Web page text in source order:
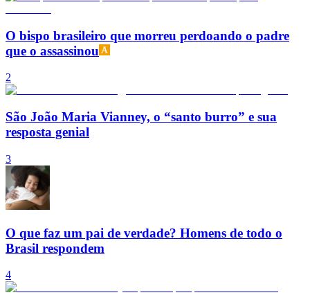
O bispo brasileiro que morreu perdoando o padre
que o assassinou
2
São João Maria Vianney, o “santo burro” e sua
resposta genial
3
O que faz um pai de verdade? Homens de todo o
Brasil respondem
4